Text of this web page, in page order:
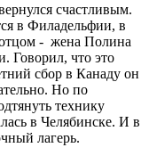
счастливым.
в Филадельфии, в
отцом - жена Полина
Говорил, что это
сбор в Канаду он
Но по
технику
в Челябинске. И в
лагерь.